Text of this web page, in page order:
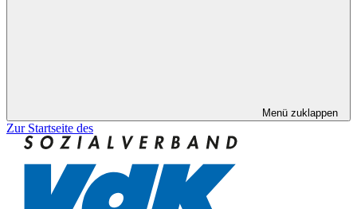
Menü zuklappen
Zur Startseite des